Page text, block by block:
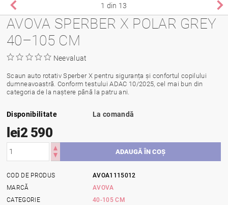
1 din 13
AVOVA SPERBER X POLAR GREY
40–105 CM
Neevaluat
Scaun auto rotativ Sperber X pentru siguranța și confortul copilului
dumneavoastră. Conform testului ADAC 10/2025, cel mai bun din
categoria de la naștere până la patru ani.
Disponibilitate La comandă
lei2 590
COD DE PRODUS
AVOA1115012
MARCĂ
AVOVA
CATEGORIE
40-105 CM